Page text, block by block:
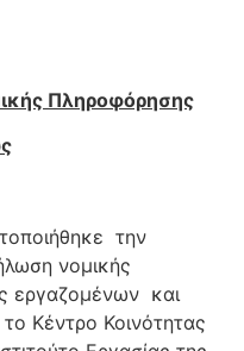
Πληροφόρησης
την
νομικής
εργαζομένων και
Κέντρο Κοινότητας